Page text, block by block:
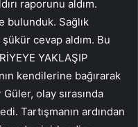
raporunu aldım.
bulunduk. Sağlık
şükür cevap aldım. Bu
YAKLAŞIP
kendilerine bağırarak
olay sırasında
Tartışmanın ardından